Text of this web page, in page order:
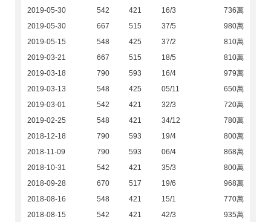
2019-05-30
542 421 16/3
736萬
2019-05-30
667 515 37/5
980萬
2019-05-15
548 425 37/2
810萬
2019-03-21
667 515 18/5
810萬
2019-03-18
790 593 16/4
979萬
2019-03-13
548 425 05/11
650萬
2019-03-01
542 421 32/3
720萬
2019-02-25
548 421 34/12
780萬
2018-12-18
790 593 19/4
800萬
2018-11-09
790 593 06/4
868萬
2018-10-31
542 421 35/3
800萬
2018-09-28
670 517 19/6
968萬
2018-08-16
548 421 15/1
770萬
2018-08-15
542 421 42/3
935萬